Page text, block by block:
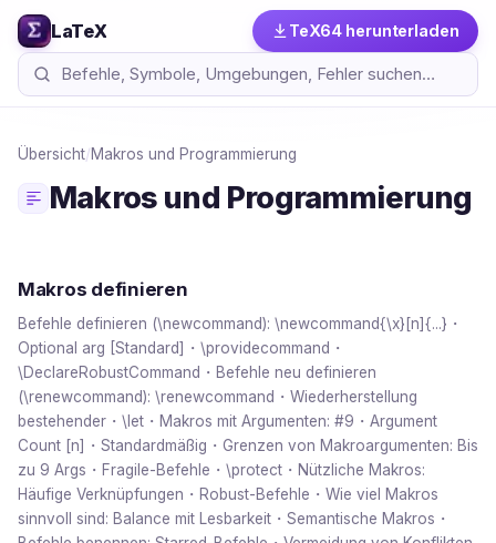
LaTeX TeX64 herunterladen
Übersicht/Makros und Programmierung
Makros und Programmierung
Makros definieren
Befehle definieren (\newcommand): \newcommand{\x}[n]{...}・
Optional arg [Standard]・\providecommand・
\DeclareRobustCommand・Befehle neu definieren
(\renewcommand): \renewcommand・Wiederherstellung
bestehender・\let・Makros mit Argumenten: #9・Argument
Count [n]・Standardmäßig・Grenzen von Makroargumenten: Bis
zu 9 Args・Fragile-Befehle・\protect・Nützliche Makros:
Häufige Verknüpfungen・Robust-Befehle・Wie viel Makros
sinnvoll sind: Balance mit Lesbarkeit・Semantische Makros・